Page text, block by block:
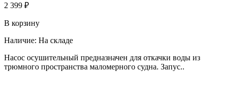
2 399 ₽
В корзину
Наличие: На складе
Насос осушительный предназначен для откачки воды из
трюмного пространства маломерного судна. Запус..